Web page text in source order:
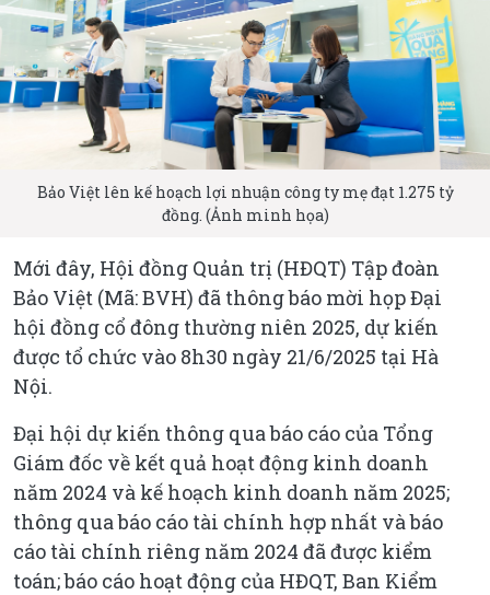
Bảo Việt lên kế hoạch lợi nhuận công ty mẹ đạt 1.275 tỷ
đồng. (Ảnh minh họa)
Mới đây, Hội đồng Quản trị (HĐQT) Tập đoàn
Bảo Việt (Mã: BVH) đã thông báo mời họp Đại
hội đồng cổ đông thường niên 2025, dự kiến
được tổ chức vào 8h30 ngày 21/6/2025 tại Hà
Nội.
Đại hội dự kiến thông qua báo cáo của Tổng
Giám đốc về kết quả hoạt động kinh doanh
năm 2024 và kế hoạch kinh doanh năm 2025;
thông qua báo cáo tài chính hợp nhất và báo
cáo tài chính riêng năm 2024 đã được kiểm
toán; báo cáo hoạt động của HĐQT, Ban Kiểm